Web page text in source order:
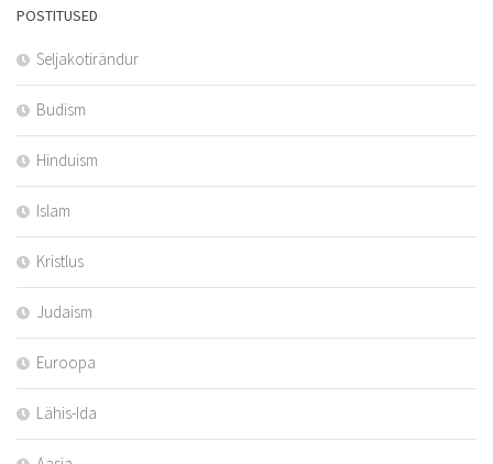
POSTITUSED
Seljakotirändur
Budism
Hinduism
Islam
Kristlus
Judaism
Euroopa
Lähis-Ida